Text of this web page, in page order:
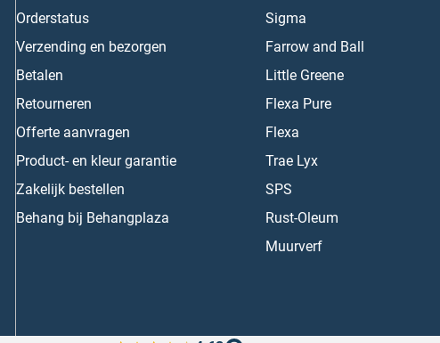
Orderstatus
Verzending en bezorgen
Betalen
Retourneren
Offerte aanvragen
Product- en kleur garantie
Zakelijk bestellen
Behang bij Behangplaza
Sigma
Farrow and Ball
Little Greene
Flexa Pure
Flexa
Trae Lyx
SPS
Rust-Oleum
Muurverf